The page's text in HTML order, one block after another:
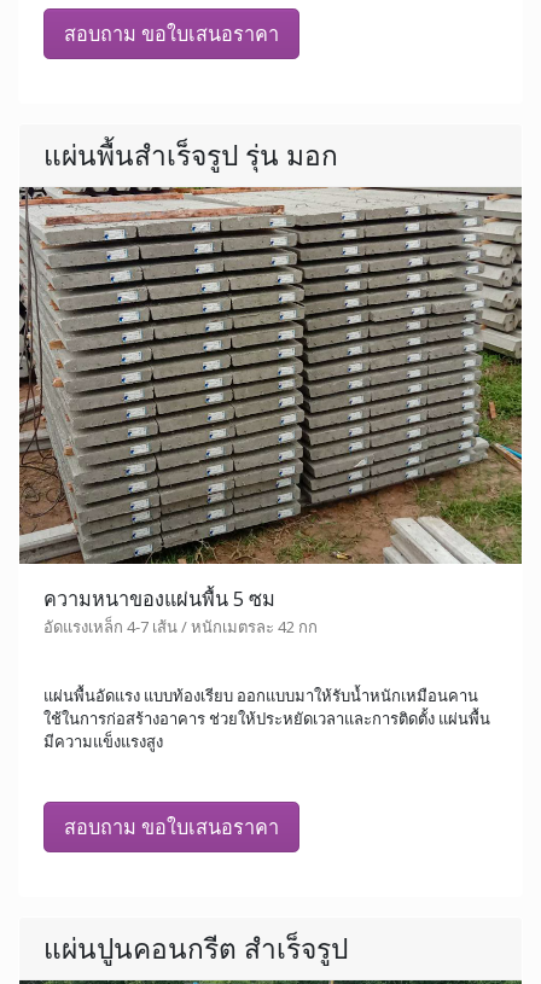
สอบถาม ขอใบเสนอราคา
แผ่นพื้นสำเร็จรูป รุ่น มอก
ความหนาของแผ่นพื้น 5 ซม
อัดแรงเหล็ก 4-7 เส้น / หนักเมตรละ 42 กก
แผ่นพื้นอัดแรง แบบท้องเรียบ ออกแบบมาให้รับน้ำหนักเหมือนคาน
ใช้ในการก่อสร้างอาคาร ช่วยให้ประหยัดเวลาและการติดตั้ง แผ่นพื้น
มีความแข็งแรงสูง
สอบถาม ขอใบเสนอราคา
แผ่นปูนคอนกรีต สำเร็จรูป